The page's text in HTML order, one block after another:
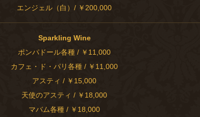
エンジェル（白）/ ￥200,000
Sparkling Wine
ポンパドール各種 / ￥11,000
カフェ・ド・パリ各種 / ￥11,000
アスティ / ￥15,000
天使のアスティ / ￥18,000
マバム各種 / ￥18,000